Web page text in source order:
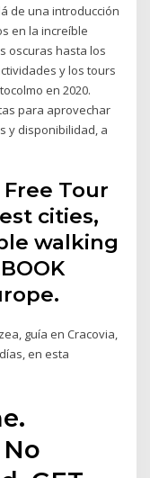
de una introducción
en la increíble
oscuras hasta los
y los tours
en 2020.
para aprovechar
y disponibilidad, a
Tour
cities,
walking
guía en Cracovia,
en esta